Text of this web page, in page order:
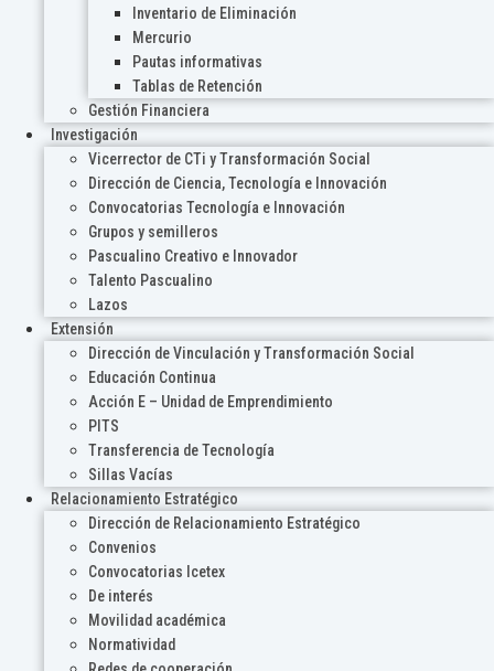
Inventario de Eliminación
Mercurio
Pautas informativas
Tablas de Retención
Gestión Financiera
Investigación
Vicerrector de CTi y Transformación Social
Dirección de Ciencia, Tecnología e Innovación
Convocatorias Tecnología e Innovación
Grupos y semilleros
Pascualino Creativo e Innovador
Talento Pascualino
Lazos
Extensión
Dirección de Vinculación y Transformación Social
Educación Continua
Acción E – Unidad de Emprendimiento
PITS
Transferencia de Tecnología
Sillas Vacías
Relacionamiento Estratégico
Dirección de Relacionamiento Estratégico
Convenios
Convocatorias Icetex
De interés
Movilidad académica
Normatividad